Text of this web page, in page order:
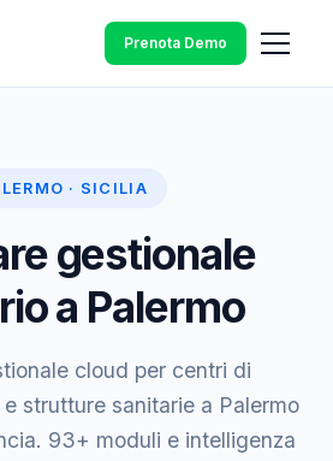
Prenota Demo
· SICILIA
gestionale
a Palermo
cloud per centri di
strutture sanitarie a Palermo
93+ moduli e intelligenza